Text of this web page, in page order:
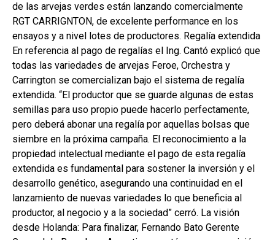
de las arvejas verdes están lanzando comercialmente
RGT CARRIGNTON, de excelente performance en los
ensayos y a nivel lotes de productores. Regalía extendida
En referencia al pago de regalías el Ing. Cantó explicó que
todas las variedades de arvejas Feroe, Orchestra y
Carrington se comercializan bajo el sistema de regalía
extendida. “El productor que se guarde algunas de estas
semillas para uso propio puede hacerlo perfectamente,
pero deberá abonar una regalía por aquellas bolsas que
siembre en la próxima campaña. El reconocimiento a la
propiedad intelectual mediante el pago de esta regalía
extendida es fundamental para sostener la inversión y el
desarrollo genético, asegurando una continuidad en el
lanzamiento de nuevas variedades lo que beneficia al
productor, al negocio y a la sociedad” cerró. La visión
desde Holanda: Para finalizar, Fernando Bato Gerente